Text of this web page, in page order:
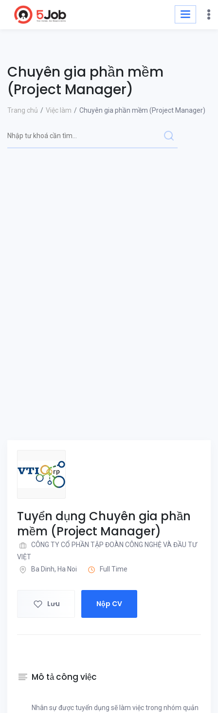
Chuyên gia phần mềm
(Project Manager)
Trang chủ Việc làm Chuyên gia phần mềm (Project Manager)
Tuyển dụng Chuyên gia phần
mềm (Project Manager)
CÔNG TY CỔ PHẦN TẬP ĐOÀN CÔNG NGHỆ VÀ ĐẦU TƯ
VIỆT
Ba Dinh, Ha Noi
Full Time
Lưu Nộp CV
Mô tả công việc
Nhân sự được tuyển dụng sẽ làm việc trong nhóm quản